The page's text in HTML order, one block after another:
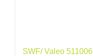
SWF/ Valeo 511006